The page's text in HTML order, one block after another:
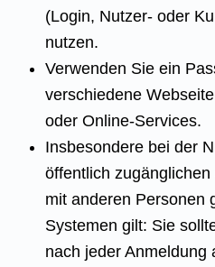
(Login, Nutzer- oder
nutzen.
Verwenden Sie ein
verschiedene
oder Online-Services.
Insbesondere bei der
öffentlich
mit anderen Personen
Systemen gilt: Sie
nach jeder Anmeldung